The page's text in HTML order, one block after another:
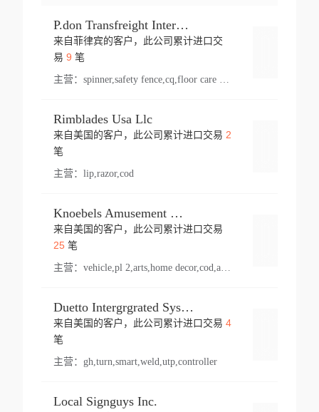
P.don Transfreight International
来自菲律宾的客户，此公司累计进口交
易 9 笔
主营：
Rimblades Usa Llc
来自美国的客户，此公司累计进口交易 2
笔
主营： lip,razor,cod
Knoebels Amusement Resort
来自美国的客户，此公司累计进口交易
25笔
主营： vehicle,pl 2,arts,home decor,cod,amusement ride,sea
Duetto Intergrgrated Systems Inc.
来自美国的客户，此公司累计进口交易 4
笔
主营： gh,turn,smart,weld,utp,controller
Local Signguys Inc.